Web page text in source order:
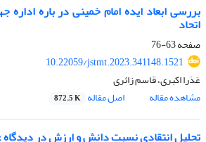
بررسی ابعاد ایده امام خمینی در باره اداره
اتحاد
صفحه63-76
10.22059/jstmt.2023.341148.1521
عَذرا اکبری، قاسم زائری
مشاهده مقاله
اصل مقاله 872.5 K
تحلیل انتقادی نسبت دانش و ارزش در